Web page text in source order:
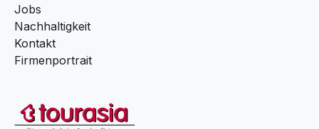
Jobs
Nachhaltigkeit
Kontakt
Firmenportrait